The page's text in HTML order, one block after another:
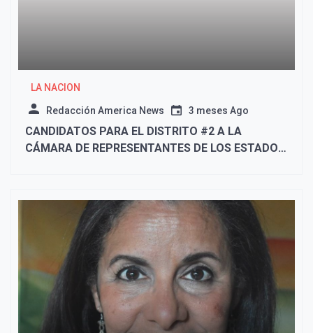
LA NACION
Redacción America News 3 meses Ago
CANDIDATOS PARA EL DISTRITO #2 A LA
CÁMARA DE REPRESENTANTES DE LOS ESTADOS